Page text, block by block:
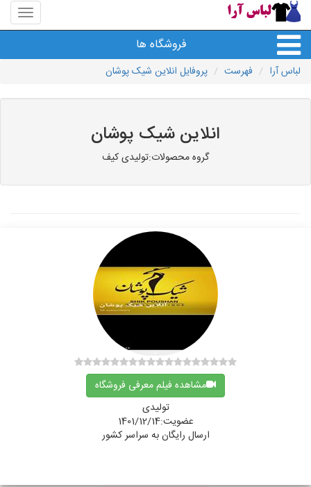
منوی
سایت
آرا
فروشگاه ها
لباس آرا فهرست پروفایل انلاین شیک پوشان
انلاین شیک پوشان
گروه محصولات:تولیدی کیف
مشاهده فیلم معرفی فروشگاه
تولیدی
عضویت:1401/12/14
ارسال رایگان به سراسر کشور